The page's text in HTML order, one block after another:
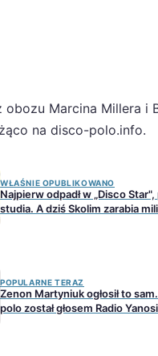
obozu Marcina Millera i
na disco-polo.info.
WŁAŚNIE OPUBLIKOWANO
Najpierw odpadł w „Disco
studia. A dziś Skolim zarabia
POPULARNE TERAZ
Zenon Martyniuk ogłosił to
polo został głosem Radio